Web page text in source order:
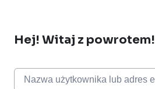
Hej! Witaj z powrotem!